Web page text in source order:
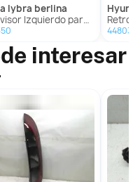
lybra berlina
Izquierdo para Lancia Lybra Berlina
Retrovisor
interesar